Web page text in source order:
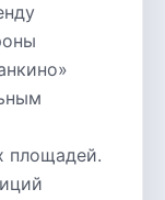
площадей.